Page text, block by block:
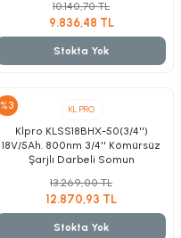
10.140,70 TL
9.836,48 TL
Stokta Yok
%3 KL PRO
Klpro KLSS18BHX-50(3/4'')
18V/5Ah. 800nm 3/4'' Kömürsüz
Şarjlı Darbeli Somun
13.269,00 TL
12.870,93 TL
Stokta Yok